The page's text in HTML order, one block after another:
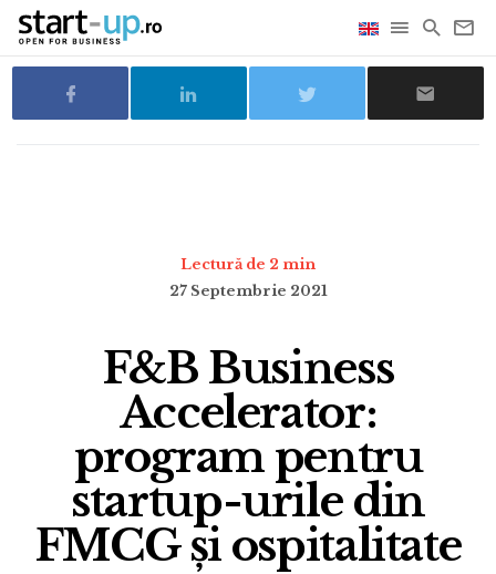
Lectură de 2 min
27 Septembrie 2021
F&B Business
Accelerator:
program pentru
startup-urile din
FMCG și ospitalitate